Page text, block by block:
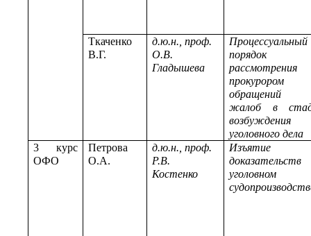
Ткаченко
В.Г.
д.ю.н., проф.
О.В.
Гладышева
Процессуальный
порядок
рассмотрения
прокурором
жалоб в
возбуждения
уголовного дела
3 курс
ОФО
Петрова
О.А.
д.ю.н., проф.
Р.В.
Костенко
Изъятие
уголовном